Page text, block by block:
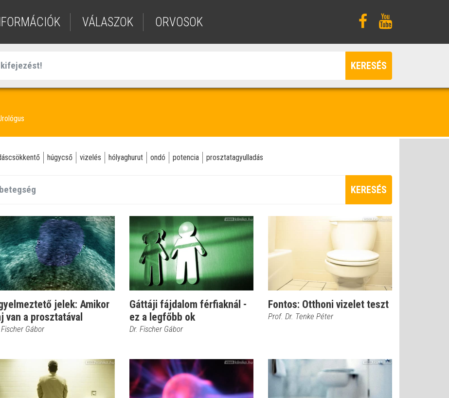
VÁLASZOK ORVOSOK
KERESÉS
húgycső vizelés hólyaghurut ondó potencia prosztatagyulladás
KERESÉS
jelek: Amikor
van a prosztatával
Gábor
Gáttáji fájdalom férfiaknál -
ez a legfőbb ok
Dr. Fischer Gábor
Fontos: Otthoni vizelet teszt
Prof. Dr. Tenke Péter